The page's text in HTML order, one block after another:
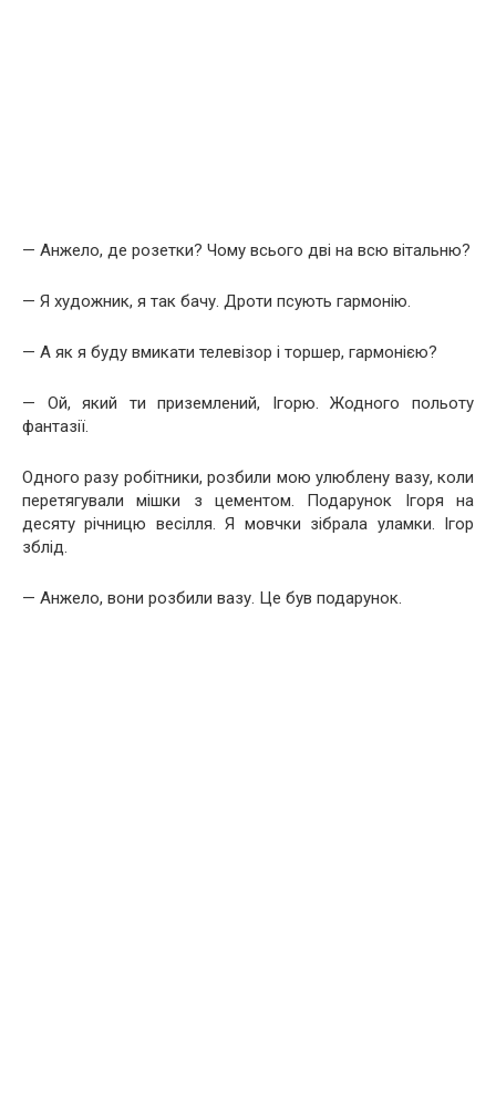
— Анжело, де розетки? Чому всього дві на всю вітальню?
— Я художник, я так бачу. Дроти псують гармонію.
— А як я буду вмикати телевізор і торшер, гармонією?
— Ой, який ти приземлений, Ігорю. Жодного польоту
фантазії.
Одного разу робітники, розбили мою улюблену вазу, коли
перетягували мішки з цементом. Подарунок Ігоря на
десяту річницю весілля. Я мовчки зібрала уламки. Ігор
зблід.
— Анжело, вони розбили вазу. Це був подарунок.